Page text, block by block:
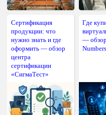
Сертификация
продукции: что
нужно знать и где
оформить — обзор
центра
сертификации
«СигмаТест»
Где
—
Numbers